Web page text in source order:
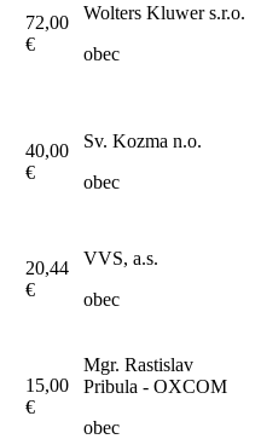
72,00
€
Wolters Kluwer s.r.o.
obec
40,00
€
Sv. Kozma n.o.
obec
20,44
€
VVS, a.s.
obec
15,00
€
Mgr. Rastislav
Pribula - OXCOM
obec